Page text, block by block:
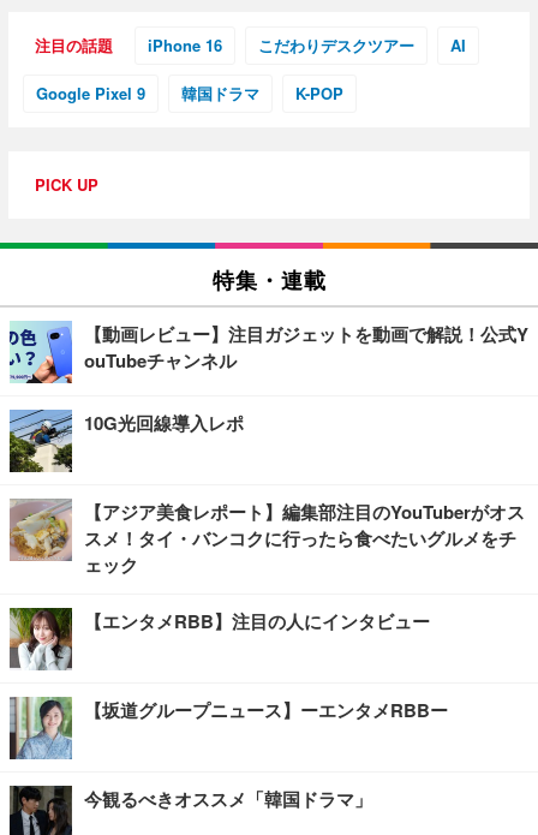
注目の話題 iPhone 16 こだわりデスクツアー AI
Google Pixel 9 韓国ドラマ K-POP
PICK UP
特集・連載
【動画レビュー】注目ガジェットを動画で解説！公式Y
ouTubeチャンネル
10G光回線導入レポ
【アジア美食レポート】編集部注目のYouTuberがオス
スメ！タイ・バンコクに行ったら食べたいグルメをチ
ェック
【エンタメRBB】注目の人にインタビュー
【坂道グループニュース】ーエンタメRBBー
今観るべきオススメ「韓国ドラマ」